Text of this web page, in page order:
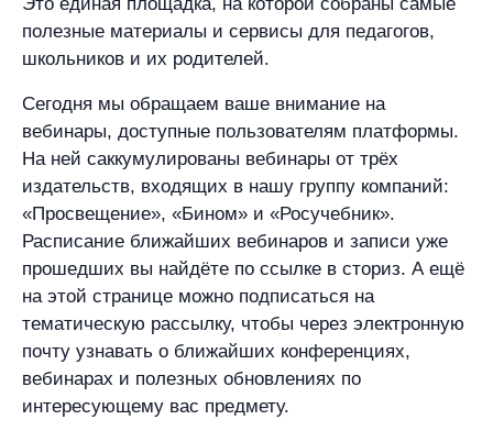
полезные материалы и сервисы для педагогов,
школьников и их родителей.
Сегодня мы обращаем ваше внимание на
вебинары, доступные пользователям платформы.
На ней саккумулированы вебинары от трёх
издательств, входящих в нашу группу компаний:
«Просвещение», «Бином» и «Росучебник».
Расписание ближайших вебинаров и записи уже
прошедших вы найдёте по ссылке в сториз. А ещё
на этой странице можно подписаться на
тематическую рассылку, чтобы через электронную
почту узнавать о ближайших конференциях,
вебинарах и полезных обновлениях по
интересующему вас предмету.